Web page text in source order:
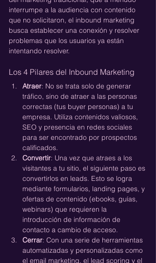
interrumpe a la audiencia con contenido
que no solicitaron, el inbound marketing
busca establecer una conexión y resolver
problemas que los usuarios ya están
intentando resolver.
Los 4 Pilares del Inbound Marketing
Atraer: No se trata solo de generar
tráfico, sino de atraer a las personas
correctas (tus buyer personas) a tu
empresa. Utiliza contenidos valiosos,
SEO y presencia en redes sociales
para ser encontrado por prospectos
calificados.
Convertir: Una vez que atraes a los
visitantes a tu sitio, el siguiente paso es
convertirlos en leads. Esto se logra
mediante formularios, landing pages, y
ofertas de contenido (ebooks, guías,
webinars) que requieren la
introducción de información de
contacto a cambio de acceso.
Cerrar: Con una serie de herramientas
automatizadas y personalizadas como
el email marketing, el lead scoring y el